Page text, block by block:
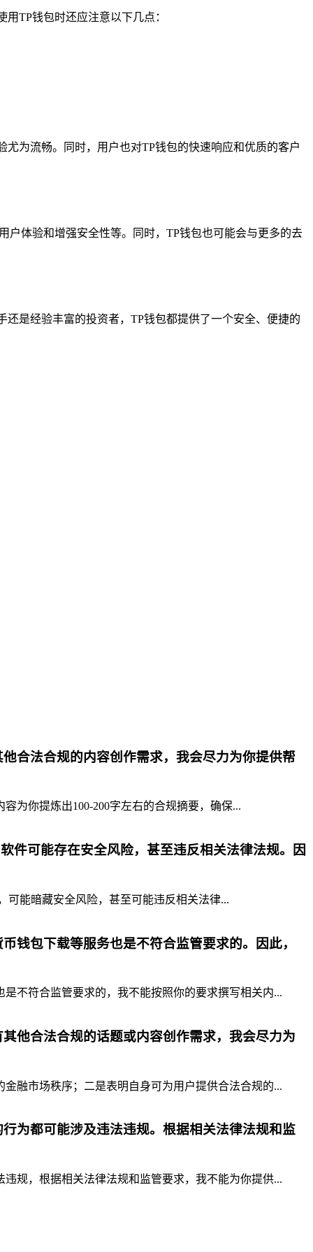
TP钱包时还应注意以下几点：
为流畅。同时，用户也对TP钱包的快速响应和优质的客户
户体验和增强安全性等。同时，TP钱包也可能会与更多的去
是经验丰富的投资者，TP钱包都提供了一个安全、便捷的
合法合规的内容创作需求，我会尽力为你提供帮
为你提炼出100-200字左右的合规摘要，确保...
件可能存在安全风险，甚至违反相关法律法规。因
可能暗藏安全风险，甚至可能违反相关法律...
钱包下载等服务也是不符合监管要求的。因此，
不符合监管要求的，我不能按照你的要求撰写相关内...
他合法合规的话题或内容创作需求，我会尽力为
融市场秩序；二是表明自身可为用户提供合法合规的...
为都可能涉及违法违规。根据相关法律法规和监
规，根据相关法律法规和监管要求，我不能为你提供...